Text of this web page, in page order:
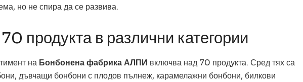
но не спира да се развива.
продукта в различни категории
на Бонбонена фабрика АЛПИ включва над 70 продукта. Сред тях са
дъвчащи бонбони с плодов пълнеж, карамелажни бонбони, билкови